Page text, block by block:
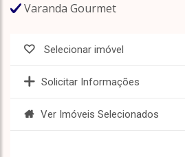
Varanda Gourmet
Selecionar imóvel
Solicitar Informações
Ver Imóveis Selecionados